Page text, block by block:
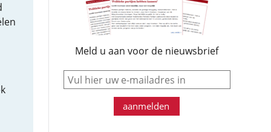
Meld u aan voor de nieuwsbrief
e-mail
aanmelden